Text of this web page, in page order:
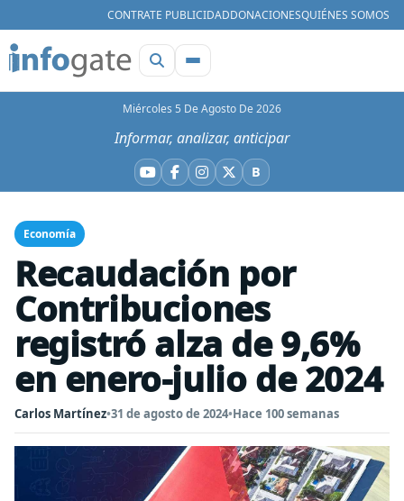
CONTRATE PUBLICIDADDONACIONESQUIÉNES SOMOS
Miércoles 5 De Agosto De 2026
Informar, analizar, anticipar
YouTube
Facebook
Instagram
X BBluesky
Economía
Recaudación por
Contribuciones
registró alza de 9,6%
en enero-julio de 2024
Carlos Martínez•31 de agosto de 2024•Hace 100 semanas